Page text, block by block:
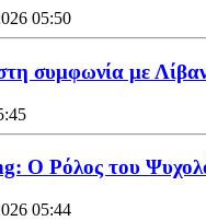
05:50
συμφωνία με
Ο Ρόλος του
05:44